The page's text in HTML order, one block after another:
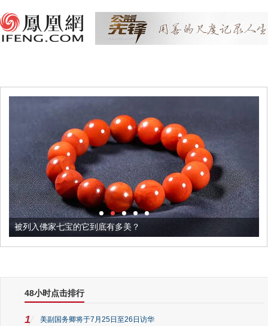
被列入佛家七宝的它到底有多美？
48小时点击排行
1 美副国务卿将于7月25日至26日访华